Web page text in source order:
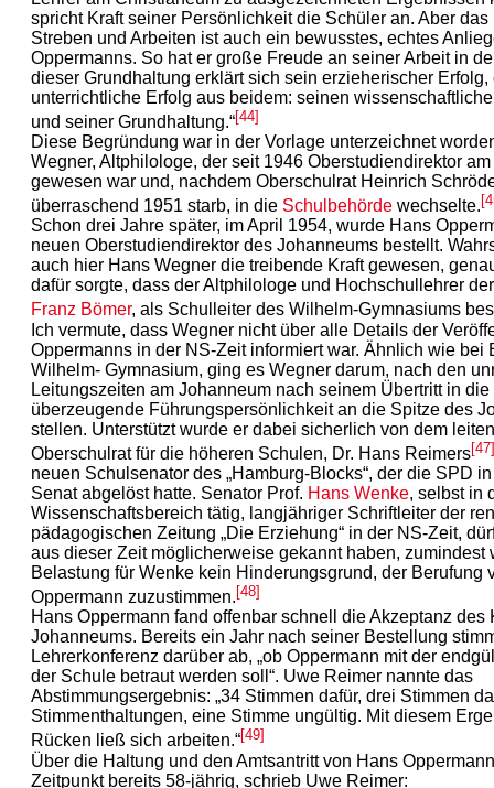
spricht Kraft seiner Persönlichkeit die Schüler an. Aber
Streben und Arbeiten ist auch ein bewusstes, echtes
Oppermanns. So hat er große Freude an seiner Arbeit in
dieser Grundhaltung erklärt sich sein erzieherischer Erfolg,
unterrichtliche Erfolg aus beidem: seinen
und seiner Grundhaltung.“[44]
Diese Begründung war in der Vorlage unterzeichnet
Wegner, Altphilologe, der seit 1946 Oberstudiendirektor
gewesen war und, nachdem Oberschulrat Heinrich
überraschend 1951 starb, in die Schulbehörde wechselte.
Schon drei Jahre später, im April 1954, wurde Hans
neuen Oberstudiendirektor des Johanneums bestellt.
auch hier Hans Wegner die treibende Kraft gewesen,
dafür sorgte, dass der Altphilologe und Hochschullehrer
Franz Bömer, als Schulleiter des Wilhelm-Gymnasiums
Ich vermute, dass Wegner nicht über alle Details der
Oppermanns in der NS-Zeit informiert war. Ähnlich wie bei
Wilhelm- Gymnasium, ging es Wegner darum, nach den
Leitungszeiten am Johanneum nach seinem Übertritt in
überzeugende Führungspersönlichkeit an die Spitze des
stellen. Unterstützt wurde er dabei sicherlich von dem
Oberschulrat für die höheren Schulen, Dr. Hans Reimers[47]
neuen Schulsenator des „Hamburg-Blocks“, der die SPD
Senat abgelöst hatte. Senator Prof. Hans Wenke, selbst in
Wissenschaftsbereich tätig, langjähriger Schriftleiter der
pädagogischen Zeitung „Die Erziehung“ in der NS-Zeit,
aus dieser Zeit möglicherweise gekannt haben, zumindest
Belastung für Wenke kein Hinderungsgrund, der Berufung
Oppermann zuzustimmen. [48]
Hans Oppermann fand offenbar schnell die Akzeptanz des
Johanneums. Bereits ein Jahr nach seiner Bestellung
Lehrerkonferenz darüber ab, „ob Oppermann mit der
der Schule betraut werden soll“. Uwe Reimer nannte das
Abstimmungsergebnis: „34 Stimmen dafür, drei Stimmen
Stimmenthaltungen, eine Stimme ungültig. Mit diesem
Rücken ließ sich arbeiten.“[49]
Über die Haltung und den Amtsantritt von Hans
Zeitpunkt bereits 58-jährig, schrieb Uwe Reimer: